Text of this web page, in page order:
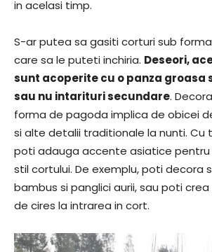
in acelasi timp.
S-ar putea sa gasiti corturi sub
care sa le puteti inchiria. Deseori,
sunt acoperite cu o panza groasa
sau nu intarituri secundare.
forma de pagoda implica de obicei
si alte detalii traditionale la nunti.
poti adauga accente asiatice pentru
stil cortului. De exemplu, poti decora
bambus si panglici aurii, sau poti
de cires la intrarea in cort.